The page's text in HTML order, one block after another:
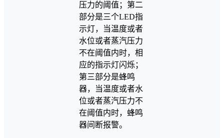
压力的阈值；第二
部分是三个LED指
示灯，当温度或者
水位或者蒸汽压力
不在阈值内时，相
应的指示灯闪烁；
第三部分是蜂鸣
器，当温度或者水
位或者蒸汽压力不
在阈值内时，蜂鸣
器间断报警。